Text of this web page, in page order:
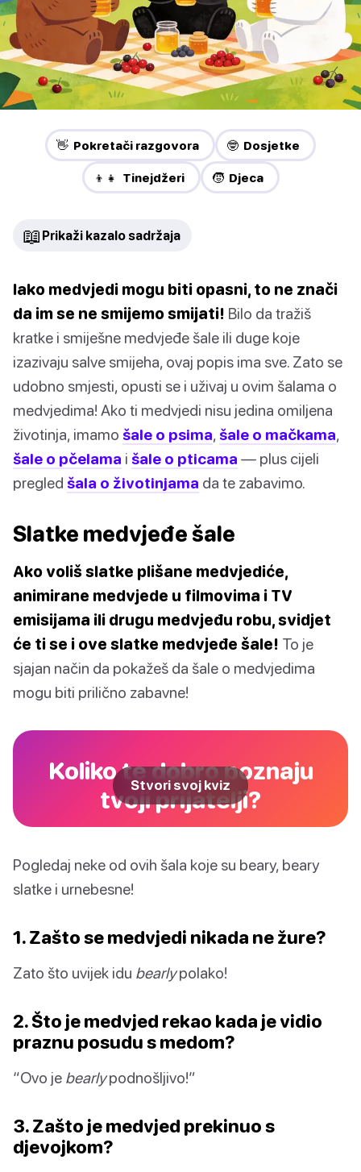
👋 Pokretači razgovora 🤓 Dosjetke
👦👧 Tinejdžeri 🧒 Djeca
📖 Prikaži kazalo sadržaja
Iako medvjedi mogu biti opasni, to ne znači
da im se ne smijemo smijati! Bilo da tražiš
kratke i smiješne medvjeđe šale ili duge koje
izazivaju salve smijeha, ovaj popis ima sve. Zato se
udobno smjesti, opusti se i uživaj u ovim šalama o
medvjedima! Ako ti medvjedi nisu jedina omiljena
životinja, imamo šale o psima, šale o mačkama,
šale o pčelama i šale o pticama — plus cijeli
pregled šala o životinjama da te zabavimo.
Slatke medvjeđe šale
Ako voliš slatke plišane medvjediće,
animirane medvjede u filmovima i TV
emisijama ili drugu medvjeđu robu, svidjet
će ti se i ove slatke medvjeđe šale! To je
sjajan način da pokažeš da šale o medvjedima
mogu biti prilično zabavne!
Koliko te dobro poznaju
tvoji prijatelji?
Stvori svoj kviz
Pogledaj neke od ovih šala koje su beary, beary
slatke i urnebesne!
1. Zašto se medvjedi nikada ne žure?
Zato što uvijek idu bearlypolako!
2. Što je medvjed rekao kada je vidio
praznu posudu s medom?
“Ovo je bearlypodnošljivo!”
3. Zašto je medvjed prekinuo s
djevojkom?